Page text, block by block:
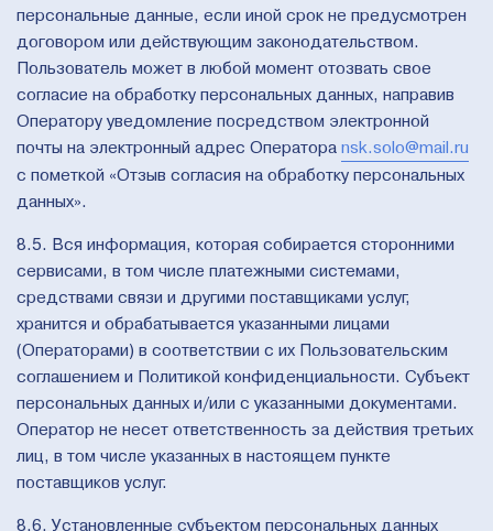
персональные данные, если иной срок не предусмотрен
договором или действующим законодательством.
Пользователь может в любой момент отозвать свое
согласие на обработку персональных данных, направив
Оператору уведомление посредством электронной
почты на электронный адрес Оператора nsk.solo@mail.ru
с пометкой «Отзыв согласия на обработку персональных
данных».
8.5. Вся информация, которая собирается сторонними
сервисами, в том числе платежными системами,
средствами связи и другими поставщиками услуг,
хранится и обрабатывается указанными лицами
(Операторами) в соответствии с их Пользовательским
соглашением и Политикой конфиденциальности. Субъект
персональных данных и/или с указанными документами.
Оператор не несет ответственность за действия третьих
лиц, в том числе указанных в настоящем пункте
поставщиков услуг.
8.6. Установленные субъектом персональных данных